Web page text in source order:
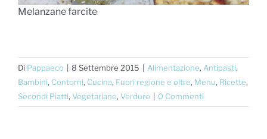
Melanzane farcite
Di Pappaeco 8 Settembre 2015 Alimentazione, Antipasti,
Bambini, Contorni, Cucina, Fuori regione e oltre, Menu, Ricette,
Secondi Piatti, Vegetariane, Verdure 0 Commenti